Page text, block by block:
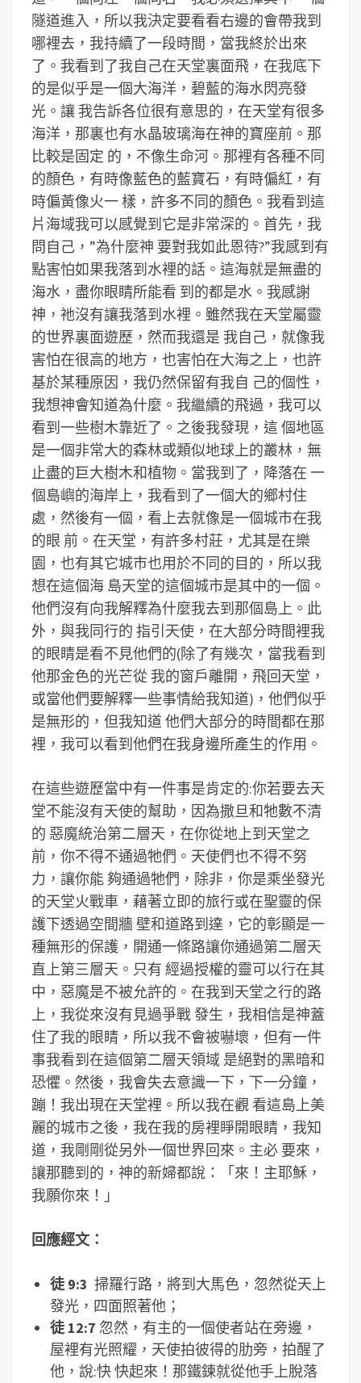
隧道進入，所以我決定要看看右邊的會帶我到
哪裡去，我持續了一段時間，當我終於出來
了。我看到了我自己在天堂裏面飛，在我底下
的是似乎是一個大海洋，碧藍的海水閃亮發
光。讓 我告訴各位很有意思的，在天堂有很多
海洋，那裏也有水晶玻璃海在神的寶座前。那
比較是固定 的，不像生命河。那裡有各種不同
的顏色，有時像藍色的藍寶石，有時偏紅，有
時偏黃像火一 樣，許多不同的顏色。我看到這
片海域我可以感覺到它是非常深的。首先，我
問自己，”為什麼神 要對我如此恩待?”我感到有
點害怕如果我落到水裡的話。這海就是無盡的
海水，盡你眼睛所能看 到的都是水。我感謝
神，祂沒有讓我落到水裡。雖然我在天堂屬靈
的世界裏面遊歷，然而我還是 我自己，就像我
害怕在很高的地方，也害怕在大海之上，也許
基於某種原因，我仍然保留有我自 己的個性，
我想神會知道為什麼。我繼續的飛過，我可以
看到一些樹木靠近了。之後我發現，這 個地區
是一個非常大的森林或類似地球上的叢林，無
止盡的巨大樹木和植物。當我到了，降落在 一
個島嶼的海岸上，我看到了一個大的鄉村住
處，然後有一個，看上去就像是一個城市在我
的眼 前。在天堂，有許多村莊，尤其是在樂
園，也有其它城市也用於不同的目的，所以我
想在這個海 島天堂的這個城市是其中的一個。
他們沒有向我解釋為什麼我去到那個島上。此
外，與我同行的 指引天使，在大部分時間裡我
的眼睛是看不見他們的(除了有幾次，當我看到
他那金色的光芒從 我的窗戶離開，飛回天堂，
或當他們要解釋一些事情給我知道)，他們似乎
是無形的，但我知道 他們大部分的時間都在那
裡，我可以看到他們在我身邊所產生的作用。
在這些遊歷當中有一件事是肯定的:你若要去天
堂不能沒有天使的幫助，因為撒旦和牠數不清
的 惡魔統治第二層天，在你從地上到天堂之
前，你不得不通過牠們。天使們也不得不努
力，讓你能 夠通過牠們，除非，你是乘坐發光
的天堂火戰車，藉著立即的旅行或在聖靈的保
護下透過空間牆 壁和道路到達，它的彰顯是一
種無形的保護，開通一條路讓你通過第二層天
直上第三層天。只有 經過授權的靈可以行在其
中，惡魔是不被允許的。在我到天堂之行的路
上，我從來沒有見過爭戰 發生，我相信是神蓋
住了我的眼睛，所以我不會被嚇壞，但有一件
事我看到在這個第二層天領域 是絕對的黑暗和
恐懼。然後，我會失去意識一下，下一分鐘，
蹦！我出現在天堂裡。所以我在觀 看這島上美
麗的城市之後，我在我的房裡睜開眼睛，我知
道，我剛剛從另外一個世界回來。主必 要來，
讓那聽到的，神的新婦都說：「來！主耶穌，
我願你來！」
回應經文：
徒 9:3 掃羅行路，將到大馬色，忽然從天上
發光，四面照著他；
徒 12:7 忽然，有主的一個使者站在旁邊，
屋裡有光照耀，天使拍彼得的肋旁，拍醒了
他，說:快 快起來！那鐵鍊就從他手上脫落